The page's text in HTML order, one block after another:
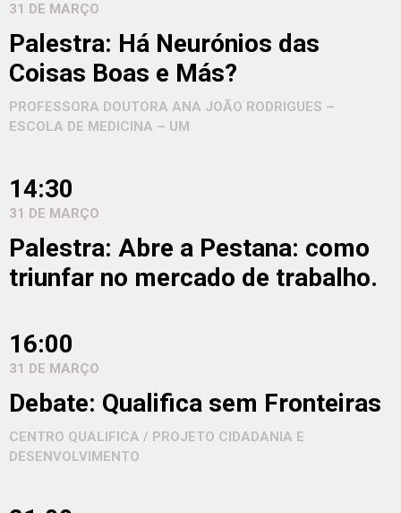
31 DE MARÇO
Palestra: Há Neurónios das
Coisas Boas e Más?
PROFESSORA DOUTORA ANA JOÃO RODRIGUES –
ESCOLA DE MEDICINA – UM
14:30
31 DE MARÇO
Palestra: Abre a Pestana: como
triunfar no mercado de trabalho.
16:00
31 DE MARÇO
Debate: Qualifica sem Fronteiras
CENTRO QUALIFICA / PROJETO CIDADANIA E
DESENVOLVIMENTO